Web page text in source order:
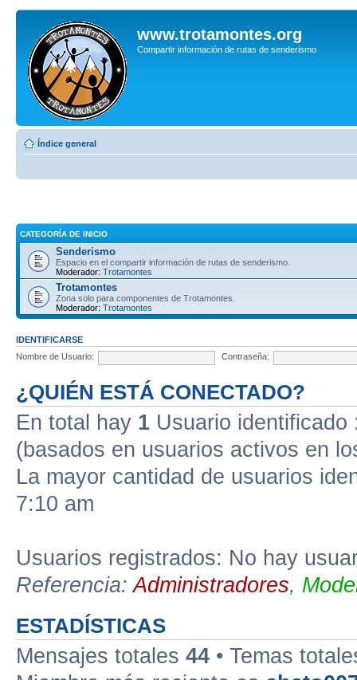
www.trotamontes.org
Compartir información de rutas de senderismo
Índice general
CATEGORÍA DE INICIO
Senderismo
Espacio en el compartir información de rutas de senderismo.
Moderador: Trotamontes
Trotamontes
Zona solo para componentes de Trotamontes.
Moderador: Trotamontes
IDENTIFICARSE
Nombre de Usuario:
Contraseña:
¿QUIÉN ESTÁ CONECTADO?
En total hay 1 Usuario
(basados en usuarios activos en
La mayor cantidad de usuarios
7:10 am
Usuarios registrados: No hay
Referencia:Administradores,
ESTADÍSTICAS
Mensajes totales 44 • Temas